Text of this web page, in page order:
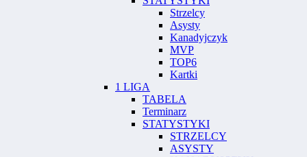
Strzelcy
Asysty
Kanadyjczyk
MVP
TOP6
Kartki
1 LIGA
TABELA
Terminarz
STATYSTYKI
STRZELCY
ASYSTY